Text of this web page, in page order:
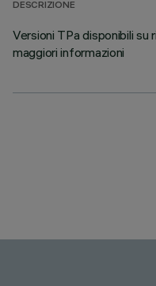
DESCRIZIONE
Versioni TPa disponibili
maggiori informazioni